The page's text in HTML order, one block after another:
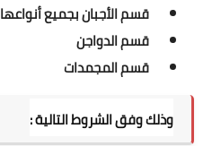
قسم الأجبان بجميع أنواعها
قسم الدواجن
قسم المجمدات
وذلك وفق الشروط التالية :